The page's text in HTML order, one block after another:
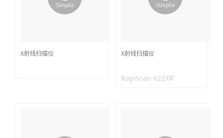
X射线扫描仪 X射线扫描仪
Rapiscan 622XR